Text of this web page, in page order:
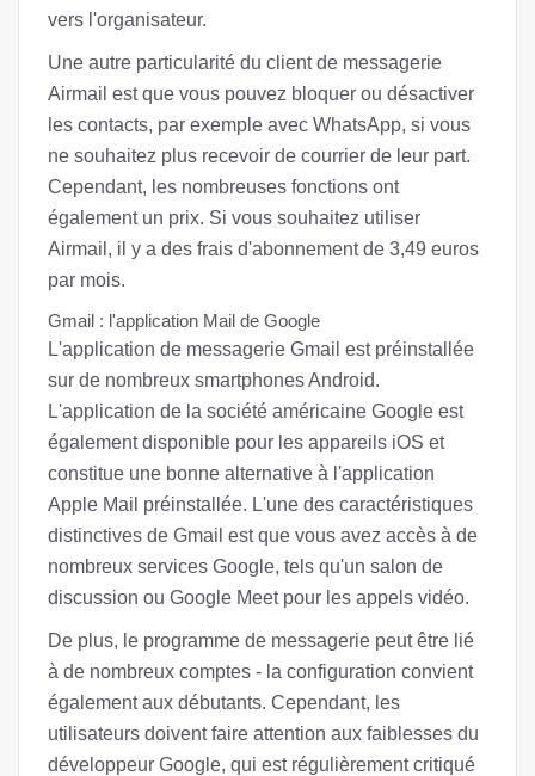
vers l'organisateur.
Une autre particularité du client de messagerie
Airmail est que vous pouvez bloquer ou désactiver
les contacts, par exemple avec WhatsApp, si vous
ne souhaitez plus recevoir de courrier de leur part.
Cependant, les nombreuses fonctions ont
également un prix. Si vous souhaitez utiliser
Airmail, il y a des frais d'abonnement de 3,49 euros
par mois.
Gmail : l'application Mail de Google
L'application de messagerie Gmail est préinstallée
sur de nombreux smartphones Android.
L'application de la société américaine Google est
également disponible pour les appareils iOS et
constitue une bonne alternative à l'application
Apple Mail préinstallée. L'une des caractéristiques
distinctives de Gmail est que vous avez accès à de
nombreux services Google, tels qu'un salon de
discussion ou Google Meet pour les appels vidéo.
De plus, le programme de messagerie peut être lié
à de nombreux comptes - la configuration convient
également aux débutants. Cependant, les
utilisateurs doivent faire attention aux faiblesses du
développeur Google, qui est régulièrement critiqué